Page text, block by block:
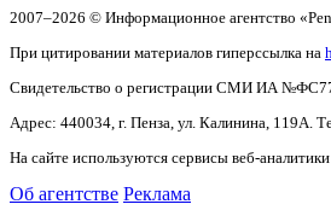
2007–2026 © Информационное агентство
При цитировании материалов гиперссылка на
Свидетельство о регистрации СМИ ИА
Адрес: 440034, г. Пенза, ул. Калинина, 119А.
На сайте используются сервисы веб-
Об агентстве Реклама